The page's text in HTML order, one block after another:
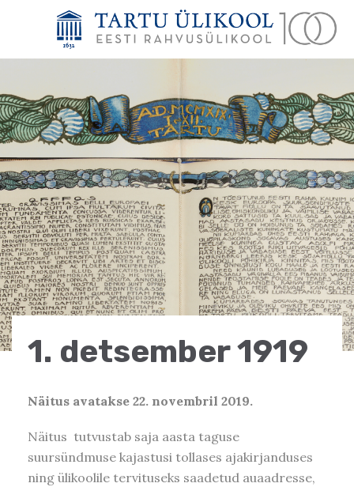
1. detsember 1919
Näitus avatakse 22. novembril 2019.
Näitus tutvustab saja aasta taguse
suursündmuse kajastusi tollases ajakirjanduses
ning ülikoolile tervituseks saadetud auaadresse,